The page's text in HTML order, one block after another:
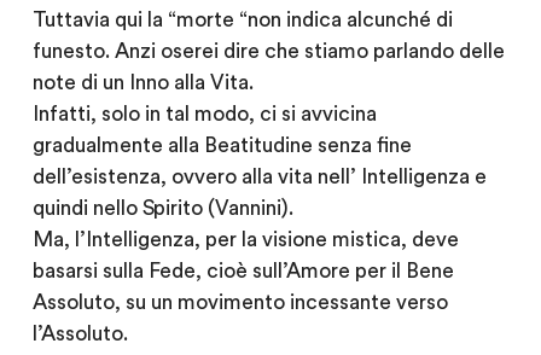
Tuttavia qui la “morte “non indica alcunché di
funesto. Anzi oserei dire che stiamo parlando delle
note di un Inno alla Vita.
Infatti, solo in tal modo, ci si avvicina
gradualmente alla Beatitudine senza fine
dell’esistenza, ovvero alla vita nell’ Intelligenza e
quindi nello Spirito (Vannini).
Ma, l’Intelligenza, per la visione mistica, deve
basarsi sulla Fede, cioè sull’Amore per il Bene
Assoluto, su un movimento incessante verso
l’Assoluto.